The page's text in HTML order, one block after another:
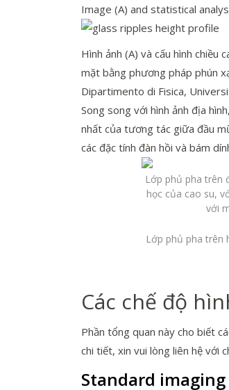
Image (A) and statistical
Hình ảnh (A) và cấu hình
mặt bằng phương pháp phún
Dipartimento di Fisica,
Song song với hình ảnh địa
nhất của tương tác giữa đầu
các đặc tính đàn hồi và bám
Lớp phủ pha trên
học của cao su,
với
Lớp phủ pha trên
Các chế độ
Phần tổng quan này cho biết
chi tiết, xin vui lòng liên hệ với
Standard